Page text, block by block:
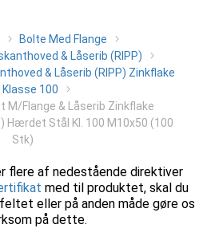
Bolte Med Flange
& Låserib (RIPP)
& Låserib (RIPP) Zinkflake
100
M/Flange & Låserib Zinkflake
Hærdet Stål Kl. 100 M10x50 (100
Stk)
flere af nedestående direktiver
med til produktet, skal du
eller på anden måde gøre os
på dette.